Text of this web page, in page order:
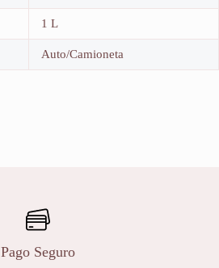
1 L
Auto/Camioneta
Pago Seguro